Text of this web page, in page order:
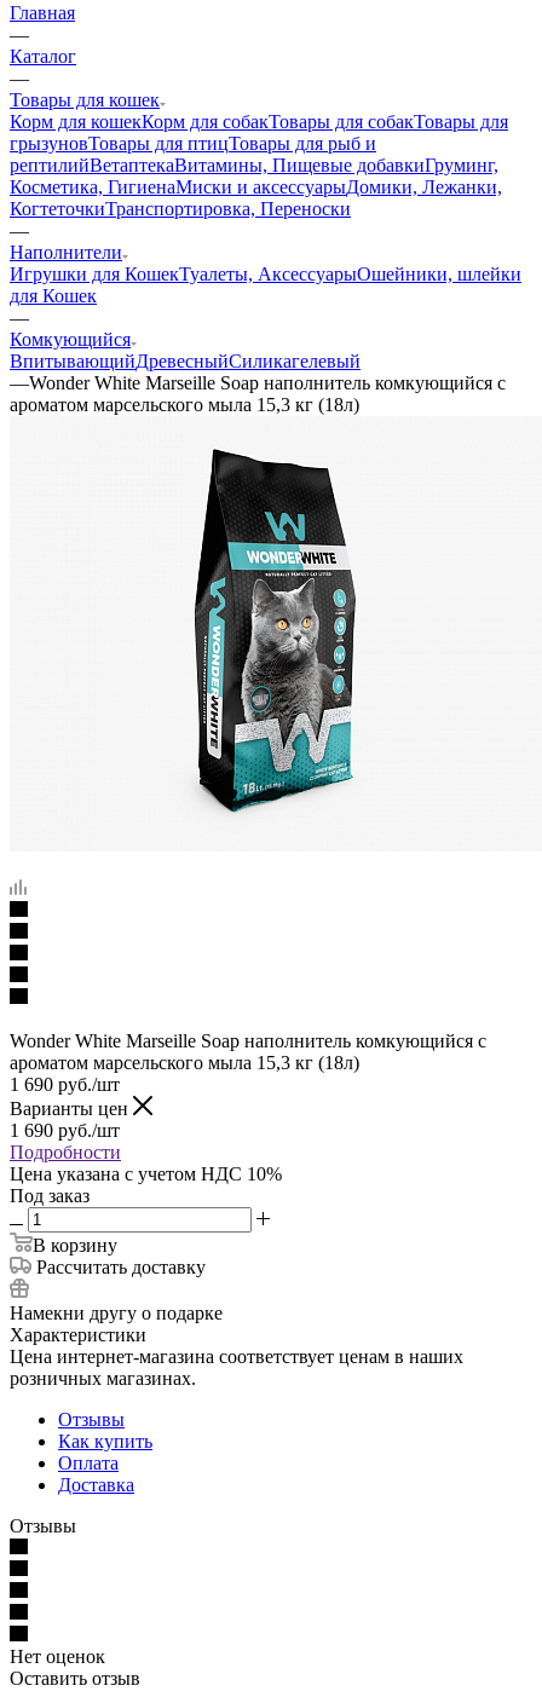
Главная
—
Каталог
—
Товары для кошек
Корм для кошекКорм для собакТовары для собакТовары для
грызуновТовары для птицТовары для рыб и
рептилийВетаптекаВитамины, Пищевые добавкиГруминг,
Косметика, ГигиенаМиски и аксессуарыДомики, Лежанки,
КогтеточкиТранспортировка, Переноски
—
Наполнители
Игрушки для КошекТуалеты, АксессуарыОшейники, шлейки
для Кошек
—
Комкующийся
ВпитывающийДревесныйСиликагелевый
—Wonder White Marseille Soap наполнитель комкующийся c
ароматом марсельского мыла 15,3 кг (18л)
Wonder White Marseille Soap наполнитель комкующийся c
ароматом марсельского мыла 15,3 кг (18л)
1 690 руб./шт
Варианты цен
1 690 руб./шт
Подробности
Цена указана с учетом НДС 10%
Под заказ
В корзину
Рассчитать доставку
Намекни другу о подарке
Характеристики
Цена интернет-магазина соответствует ценам в наших
розничных магазинах.
Отзывы
Как купить
Оплата
Доставка
Отзывы
Нет оценок
Оставить отзыв